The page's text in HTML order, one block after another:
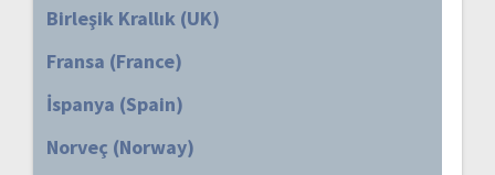
Birleşik Krallık (UK)
Fransa (France)
İspanya (Spain)
Norveç (Norway)